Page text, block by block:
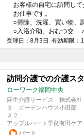
お客様の自宅に訪問して
お仕事です。
○掃除、洗濯、買い物、
○入浴介助、おむつ交...
受理日：8月3日 有効期限：
訪問介護での介護ス
ローワーク福岡中央
麻生介護サービス 株式会社
３ ガーデンハウス小田部
Ａ２
アップルハート早良有田ケア
パート